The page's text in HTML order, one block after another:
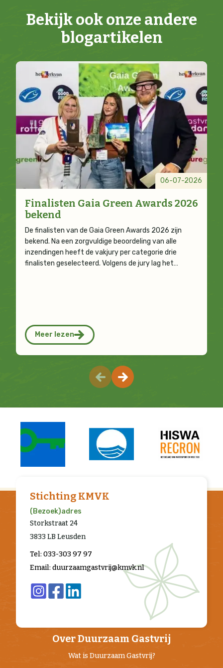
Bekijk ook onze andere
blogartikelen
06-07-2026
Finalisten Gaia Green Awards 2026
bekend
De finalisten van de Gaia Green Awards 2026 zijn
bekend. Na een zorgvuldige beoordeling van alle
inzendingen heeft de vakjury per categorie drie
finalisten geselecteerd. Volgens de jury lag het…
Meer lezen
Over Duurzaam Gastvrij
Wat is Duurzaam Gastvrij?
Stichting KMVK
(Bezoek)adres
Storkstraat 24
3833 LB Leusden
Tel: 033-303 97 97
Email: duurzaamgastvrij@kmvk.nl